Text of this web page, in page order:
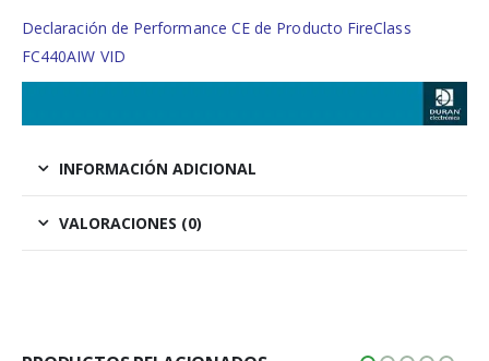
Declaración de Performance CE de Producto FireClass
FC440AIW VID
INFORMACIÓN ADICIONAL
VALORACIONES (0)